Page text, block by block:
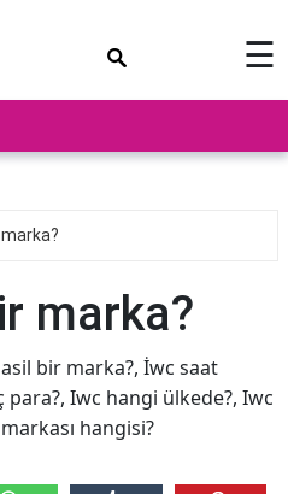
☰
marka?
marka?
bir marka?, İwc saat
para?, Iwc hangi ülkede?, Iwc
hangisi?